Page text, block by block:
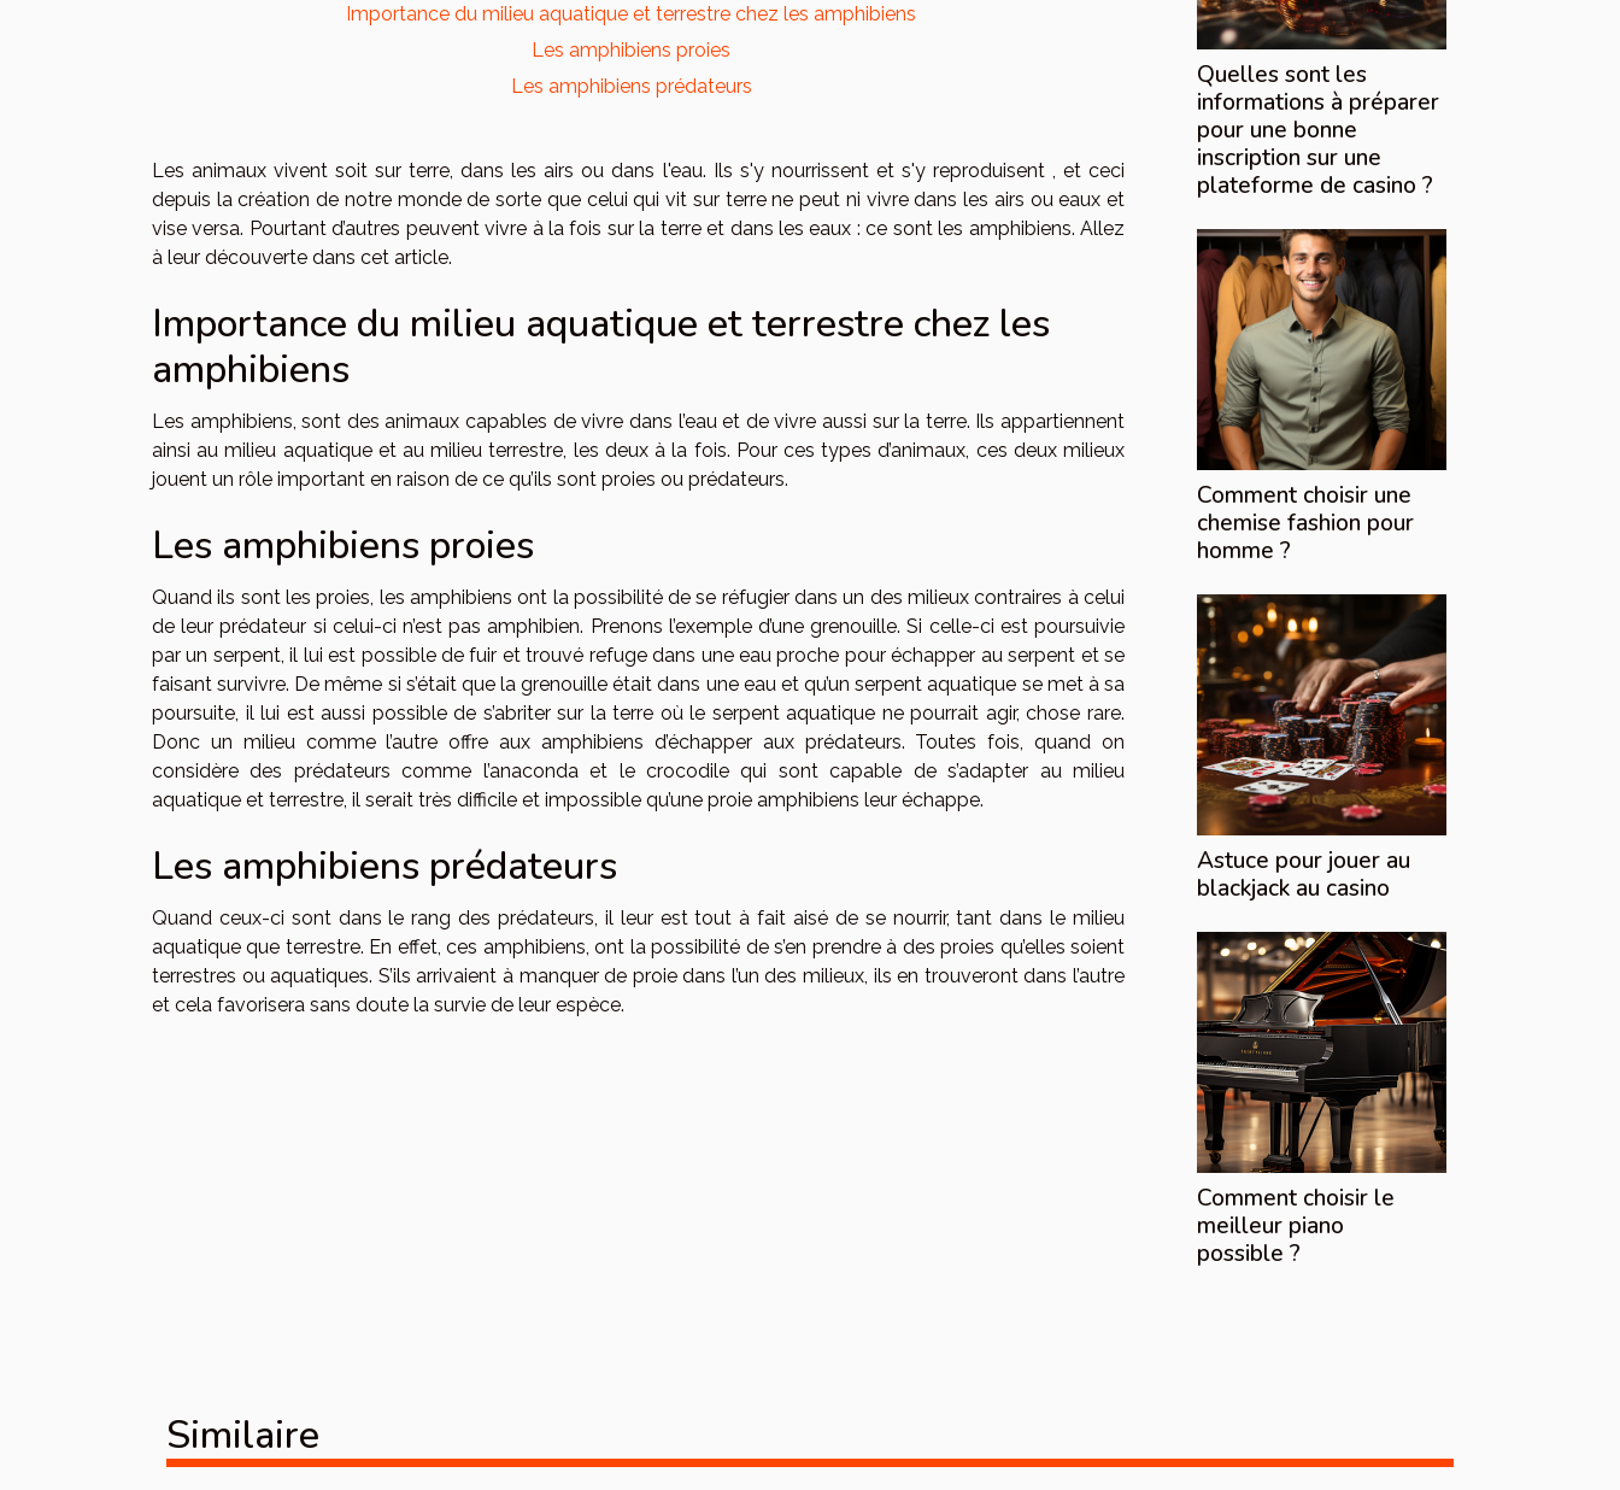
Importance du milieu aquatique et terrestre chez les amphibiens
Les amphibiens proies
Les amphibiens prédateurs
Les animaux vivent soit sur terre, dans les airs ou dans l'eau. Ils s'y nourrissent et s'y reproduisent , et ceci
depuis la création de notre monde de sorte que celui qui vit sur terre ne peut ni vivre dans les airs ou eaux et
vise versa. Pourtant d’autres peuvent vivre à la fois sur la terre et dans les eaux : ce sont les amphibiens. Allez
à leur découverte dans cet article.
Importance du milieu aquatique et terrestre chez les
amphibiens
Les amphibiens, sont des animaux capables de vivre dans l’eau et de vivre aussi sur la terre. Ils appartiennent
ainsi au milieu aquatique et au milieu terrestre, les deux à la fois. Pour ces types d’animaux, ces deux milieux
jouent un rôle important en raison de ce qu’ils sont proies ou prédateurs.
Les amphibiens proies
Quand ils sont les proies, les amphibiens ont la possibilité de se réfugier dans un des milieux contraires à celui
de leur prédateur si celui-ci n’est pas amphibien. Prenons l’exemple d’une grenouille. Si celle-ci est poursuivie
par un serpent, il lui est possible de fuir et trouvé refuge dans une eau proche pour échapper au serpent et se
faisant survivre. De même si s’était que la grenouille était dans une eau et qu’un serpent aquatique se met à sa
poursuite, il lui est aussi possible de s’abriter sur la terre où le serpent aquatique ne pourrait agir, chose rare.
Donc un milieu comme l’autre offre aux amphibiens d’échapper aux prédateurs. Toutes fois, quand on
considère des prédateurs comme l’anaconda et le crocodile qui sont capable de s’adapter au milieu
aquatique et terrestre, il serait très difficile et impossible qu’une proie amphibiens leur échappe.
Les amphibiens prédateurs
Quand ceux-ci sont dans le rang des prédateurs, il leur est tout à fait aisé de se nourrir, tant dans le milieu
aquatique que terrestre. En effet, ces amphibiens, ont la possibilité de s’en prendre à des proies qu’elles soient
terrestres ou aquatiques. S’ils arrivaient à manquer de proie dans l’un des milieux, ils en trouveront dans l’autre
et cela favorisera sans doute la survie de leur espèce.
Quelles sont les
informations à préparer
pour une bonne
inscription sur une
plateforme de casino ?
Comment choisir une
chemise fashion pour
homme ?
Astuce pour jouer au
blackjack au casino
Comment choisir le
meilleur piano
possible ?
Similaire